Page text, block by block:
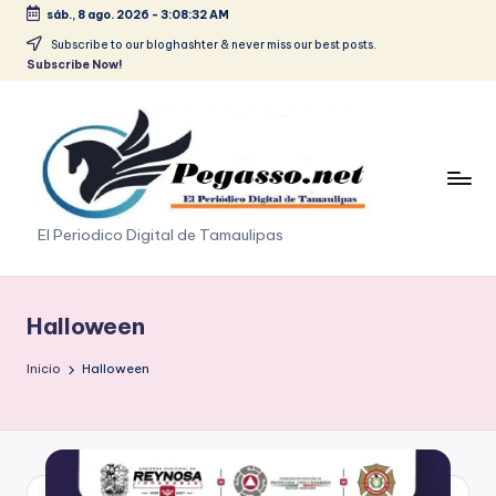
Saltar
sáb., 8 ago. 2026 - 3:08:33 AM
Subscribe to our bloghashter & never miss our best posts.
Subscribe Now!
p
e
g
s
.
El Periodico Digital de Tamaulipas
Halloween
Inicio Halloween